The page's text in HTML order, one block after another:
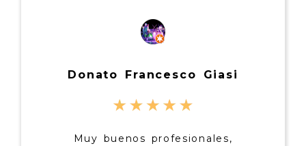
Donato Francesco Giasi
Muy buenos profesionales,